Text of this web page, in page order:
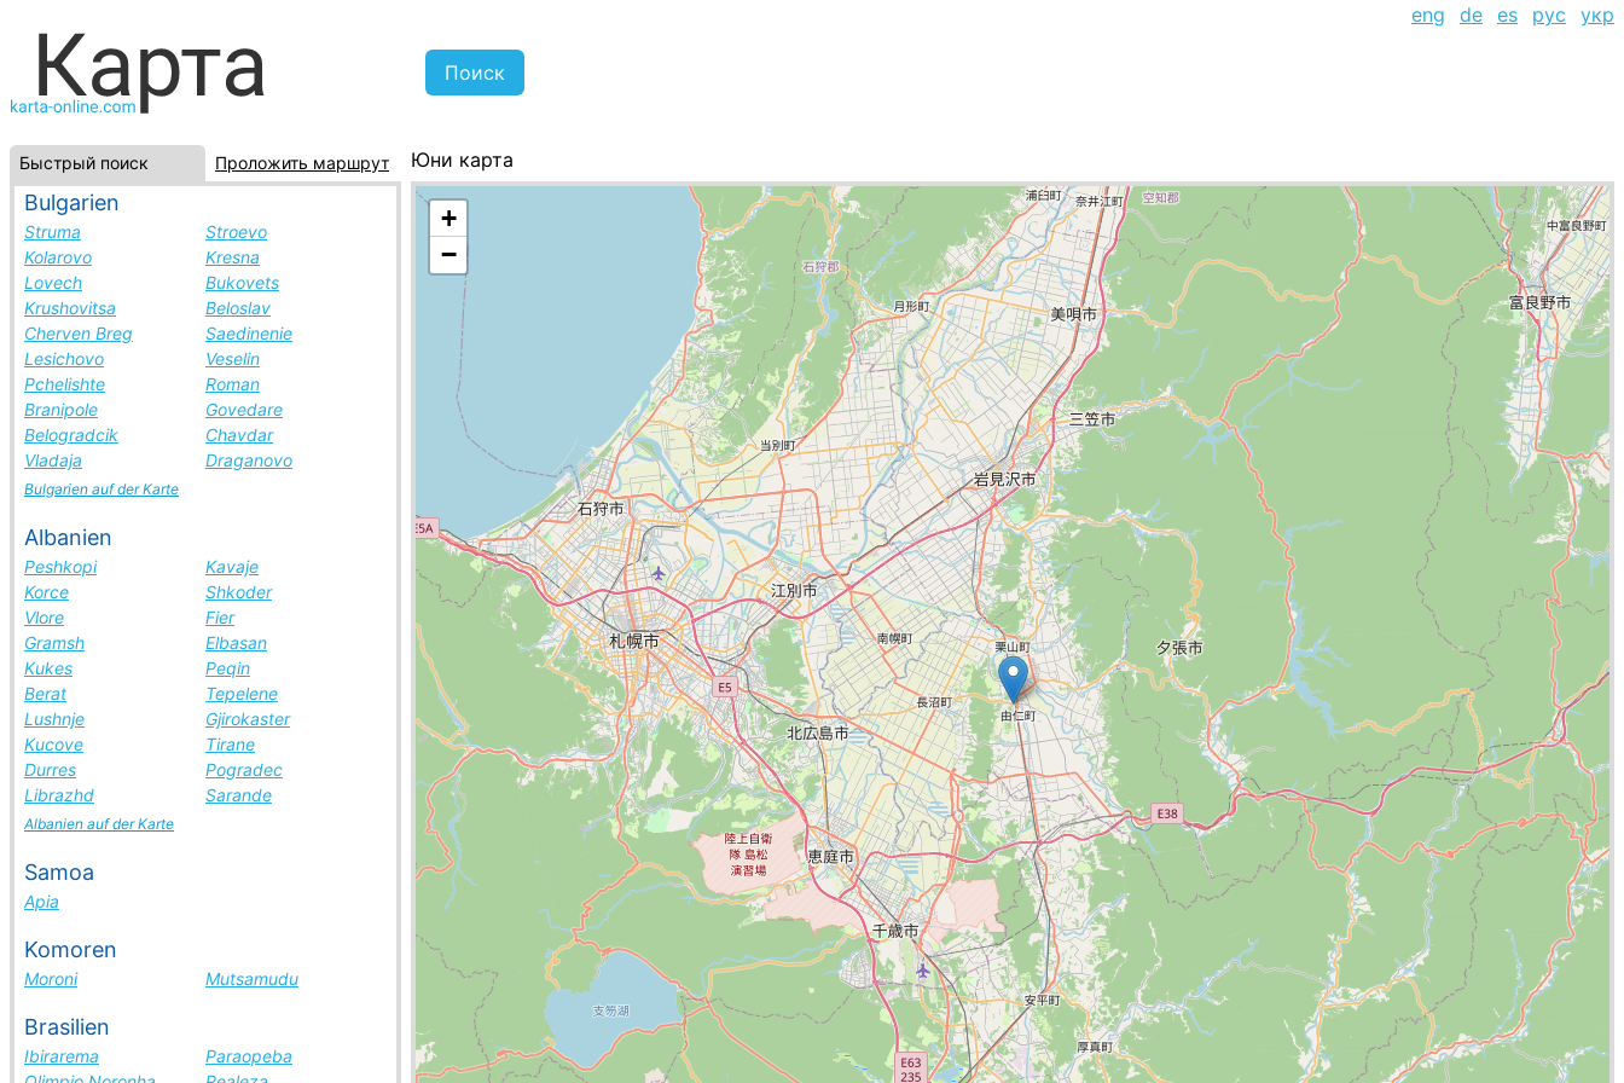
eng de es рус укр
Быстрый поиск Проложить маршрут
Bulgarien
Struma
Stroevo
Kolarovo
Kresna
Lovech
Bukovets
Krushovitsa
Beloslav
Cherven Breg
Saedinenie
Lesichovo
Veselin
Pchelishte
Roman
Branipole
Govedare
Belogradcik
Chavdar
Vladaja
Draganovo
Bulgarien auf der Karte
Albanien
Peshkopi
Kavaje
Korce
Shkoder
Vlore
Fier
Gramsh
Elbasan
Kukes
Peqin
Berat
Tepelene
Lushnje
Gjirokaster
Kucove
Tirane
Durres
Pogradec
Librazhd
Sarande
Albanien auf der Karte
Samoa
Apia
Komoren
Moroni Mutsamudu
Brasilien
Ibirarema
Paraopeba
Юни карта
Япония, список городов
+
−